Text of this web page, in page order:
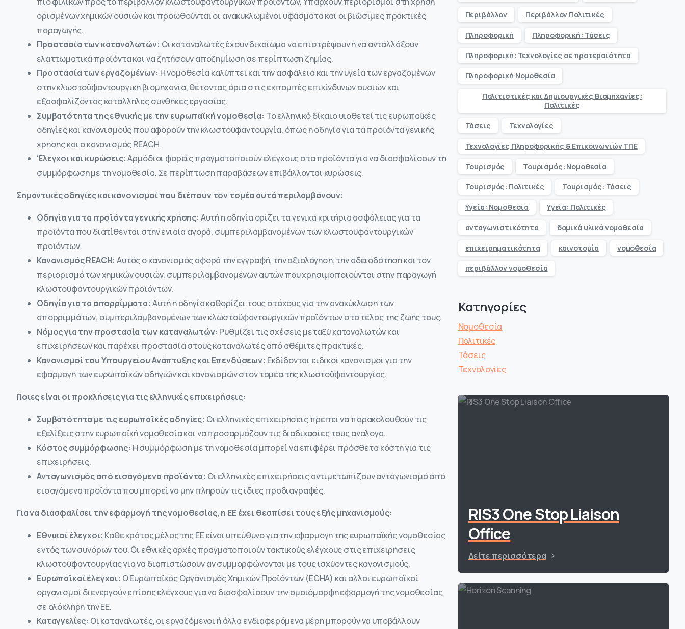
ορισμένων χημικών ουσιών και προωθούνται οι ανακυκλωμένοι υφάσματα και οι βιώσιμες πρακτικές
παραγωγής.
Προστασία των καταναλωτών: Οι καταναλωτές έχουν δικαίωμα να επιστρέψουν ή να ανταλλάξουν
ελαττωματικά προϊόντα και να ζητήσουν αποζημίωση σε περίπτωση ζημίας.
Προστασία των εργαζομένων: Η νομοθεσία καλύπτει και την ασφάλεια και την υγεία των εργαζομένων
στην κλωστοϋφαντουργική βιομηχανία, θέτοντας όρια στις εκπομπές επικίνδυνων ουσιών και
εξασφαλίζοντας κατάλληλες συνθήκες εργασίας.
Συμβατότητα της εθνικής με την ευρωπαϊκή νομοθεσία: Το ελληνικό δίκαιο υιοθετεί τις ευρωπαϊκές
οδηγίες και κανονισμούς που αφορούν την κλωστοϋφαντουργία, όπως η οδηγία για τα προϊόντα γενικής
χρήσης και ο κανονισμός REACH.
Έλεγχοι και κυρώσεις:Αρμόδιοι φορείς πραγματοποιούν ελέγχους στα προϊόντα για να διασφαλίσουν τη
συμμόρφωση με τη νομοθεσία. Σε περίπτωση παραβάσεων επιβάλλονται κυρώσεις.
Σημαντικές οδηγίες και κανονισμοί που διέπουν τον τομέα αυτό περιλαμβάνουν:
Οδηγία για τα προϊόντα γενικής χρήσης: Αυτή η οδηγία ορίζει τα γενικά κριτήρια ασφάλειας για τα
προϊόντα που διατίθενται στην ενιαία αγορά, συμπεριλαμβανομένων των κλωστοϋφαντουργικών
προϊόντων.
Κανονισμός REACH: Αυτός ο κανονισμός αφορά την εγγραφή, την αξιολόγηση, την αδειοδότηση και τον
περιορισμό των χημικών ουσιών, συμπεριλαμβανομένων αυτών που χρησιμοποιούνται στην παραγωγή
κλωστοϋφαντουργικών προϊόντων.
Οδηγία για τα απορρίμματα: Αυτή η οδηγία καθορίζει τους στόχους για την ανακύκλωση των
απορριμμάτων, συμπεριλαμβανομένων των κλωστοϋφαντουργικών προϊόντων στο τέλος της ζωής τους.
Νόμος για την προστασία των καταναλωτών: Ρυθμίζει τις σχέσεις μεταξύ καταναλωτών και
επιχειρήσεων και παρέχει προστασία στους καταναλωτές από αθέμιτες πρακτικές.
Κανονισμοί του Υπουργείου Ανάπτυξης και Επενδύσεων: Εκδίδονται ειδικοί κανονισμοί για την
εφαρμογή των ευρωπαϊκών οδηγιών και κανονισμών στον τομέα της κλωστοϋφαντουργίας.
Ποιες είναι οι προκλήσεις για τις ελληνικές επιχειρήσεις:
Συμβατότητα με τις ευρωπαϊκές οδηγίες: Οι ελληνικές επιχειρήσεις πρέπει να παρακολουθούν τις
εξελίξεις στην ευρωπαϊκή νομοθεσία και να προσαρμόζουν τις διαδικασίες τους ανάλογα.
Κόστος συμμόρφωσης: Η συμμόρφωση με τη νομοθεσία μπορεί να επιφέρει πρόσθετα κόστη για τις
επιχειρήσεις.
Ανταγωνισμός από εισαγόμενα προϊόντα: Οι ελληνικές επιχειρήσεις αντιμετωπίζουν ανταγωνισμό από
εισαγόμενα προϊόντα που μπορεί να μην πληρούν τις ίδιες προδιαγραφές.
Για να διασφαλίσει την εφαρμογή της νομοθεσίας, η ΕΕ έχει θεσπίσει τους εξής μηχανισμούς:
Εθνικοί έλεγχοι: Κάθε κράτος μέλος της ΕΕ είναι υπεύθυνο για την εφαρμογή της ευρωπαϊκής νομοθεσίας
εντός των συνόρων του. Οι εθνικές αρχές πραγματοποιούν τακτικούς ελέγχους στις επιχειρήσεις
κλωστοϋφαντουργίας για να διαπιστώσουν αν συμμορφώνονται με τους ισχύοντες κανονισμούς.
Ευρωπαϊκοί έλεγχοι: Ο Ευρωπαϊκός Οργανισμός Χημικών Προϊόντων (ECHA) και άλλοι ευρωπαϊκοί
οργανισμοί διενεργούν επίσης ελέγχους για να διασφαλίσουν την ομοιόμορφη εφαρμογή της νομοθεσίας
σε ολόκληρη την ΕΕ.
Καταγγελίες: Οι καταναλωτές, οι εργαζόμενοι ή άλλα ενδιαφερόμενα μέρη μπορούν να υποβάλλουν
Περιβάλλον Περιβάλλον Πολιτικές
Πληροφορική Πληροφορική: Τάσεις
Πληροφορική: Τεχνολογίες σε προτεραιότητα
Πληροφορική Νομοθεσία
Πολιτιστικές και Δημιουργικές Βιομηχανίες:
Πολιτικές
Τάσεις Τεχνολογίες
Τεχνολογίες Πληροφορικής & Επικοινωνιών ΤΠΕ
Τουρισμός Τουρισμός: Νομοθεσία
Τουρισμός: Πολιτικές Τουρισμός: Τάσεις
Υγεία: Νομοθεσία Υγεία: Πολιτικές
ανταγωνιστικότητα δομικά υλικά νομοθεσία
επιχειρηματικότητα καινοτομία νομοθεσία
περιβάλλον νομοθεσία
Κατηγορίες
Νομοθεσία
Πολιτικές
Τάσεις
Τεχνολογίες
RIS3 One Stop Liaison
Office
Δείτε περισσότερα